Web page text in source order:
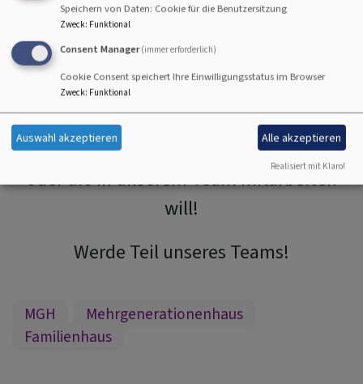
Wir freuen uns über jeden und jede, der
oder die in unserem Team mitarbeiten
will!
Werde Teil unseres Teams!
MGH
Mehrgenerationenhaus
Familienhaus
Speichern von Daten: Cookie für die Benutzersitzung
Zweck: Funktional
Consent Manager (immer erforderlich)
Cookie Consent speichert Ihre Einwilligungsstatus im Browser
Zweck: Funktional
Auswahl akzeptieren Alle akzeptieren
Realisiert mit Klaro!